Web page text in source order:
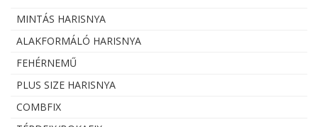
MINTÁS HARISNYA
ALAKFORMÁLÓ HARISNYA
FEHÉRNEMŰ
PLUS SIZE HARISNYA
COMBFIX